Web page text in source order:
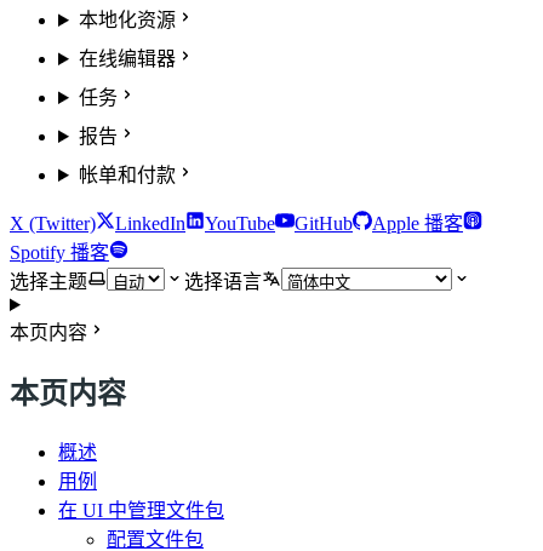
本地化资源
在线编辑器
任务
报告
帐单和付款
X (Twitter) LinkedIn YouTube GitHub
Apple 播客
Spotify 播客
选择主题
选择语言
本页内容
本页内容
概述
用例
在 UI 中管理文件包
配置文件包